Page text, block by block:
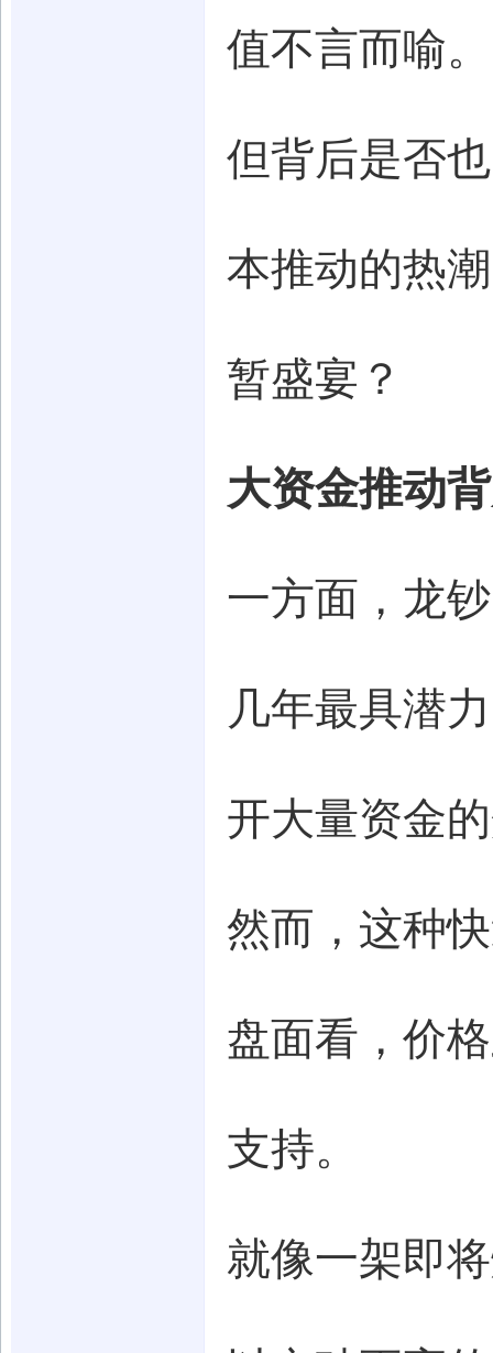
值不言而喻。
但背后是否
本推动的热
暂盛宴？
大资金推动
一方面，龙
几年最具潜
开大量资金
然而，这种
盘面看，价
支持。
就像一架即